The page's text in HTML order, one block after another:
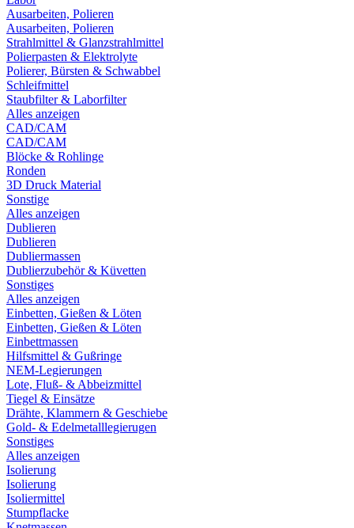
Ausarbeiten, Polieren
Ausarbeiten, Polieren
Strahlmittel & Glanzstrahlmittel
Polierpasten & Elektrolyte
Polierer, Bürsten & Schwabbel
Schleifmittel
Staubfilter & Laborfilter
Alles anzeigen
CAD/CAM
CAD/CAM
Blöcke & Rohlinge
Ronden
3D Druck Material
Sonstige
Alles anzeigen
Dublieren
Dublieren
Dubliermassen
Dublierzubehör & Küvetten
Sonstiges
Alles anzeigen
Einbetten, Gießen & Löten
Einbetten, Gießen & Löten
Einbettmassen
Hilfsmittel & Gußringe
NEM-Legierungen
Lote, Fluß- & Abbeizmittel
Tiegel & Einsätze
Drähte, Klammern & Geschiebe
Gold- & Edelmetalllegierugen
Sonstiges
Alles anzeigen
Isolierung
Isolierung
Isoliermittel
Stumpflacke